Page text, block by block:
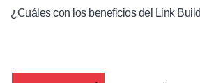
¿Cuáles con los beneficios del Link